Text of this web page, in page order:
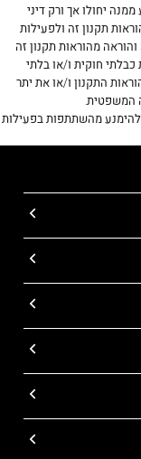
ממנה יחולו אך ורק דיני
תקנון זה ולפעילות
מהוראות תקנון זה
חוקית ו/או בלתי
התקנון ו/או את יתר
המשפטית.
להימנע מהשתתפות בפעילות